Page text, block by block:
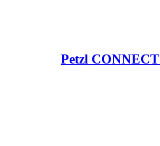
لنیارد کانکت ادجاست پتزل Petzl CONNECT